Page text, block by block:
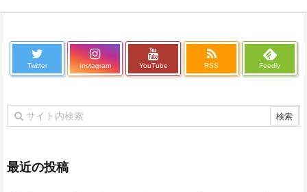
Twitter Instagram YouTube RSS Feedly
最近の投稿